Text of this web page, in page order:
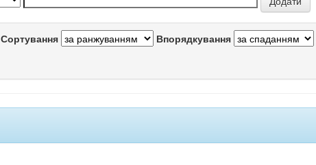
Сортування Впорядкування